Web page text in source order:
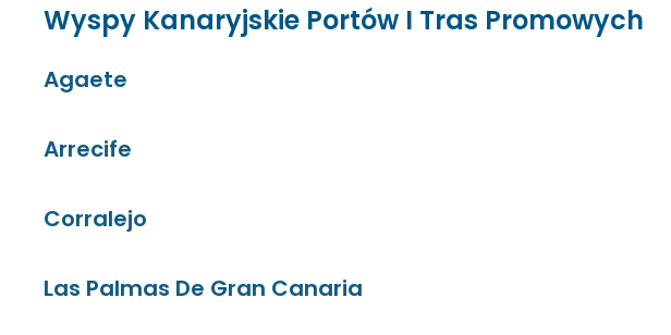
Wyspy Kanaryjskie Portów I Tras Promowych
Agaete
Arrecife
Corralejo
Las Palmas De Gran Canaria